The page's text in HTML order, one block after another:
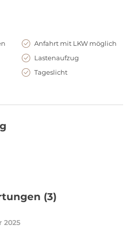
Anfahrt mit LKW möglich
Lastenaufzug
Tageslicht
(3)
2025